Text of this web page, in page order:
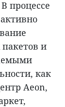
процессе
и
как
Aeon,